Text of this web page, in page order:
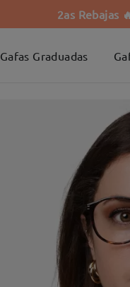
2as Rebajas
Gafas Graduadas